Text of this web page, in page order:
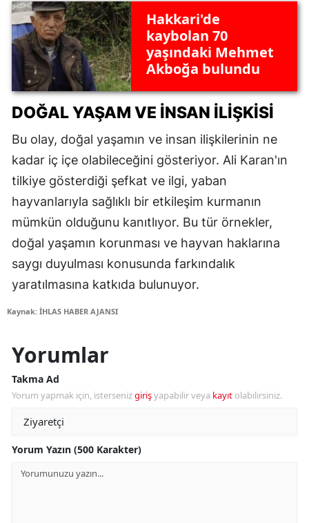
Hakkari'de
kaybolan 70
yaşındaki Mehmet
Akboğa bulundu
DOĞAL YAŞAM VE İNSAN İLIŞKISI
Bu olay, doğal yaşamın ve insan ilişkilerinin ne
kadar iç içe olabileceğini gösteriyor. Ali Karan'ın
tilkiye gösterdiği şefkat ve ilgi, yaban
hayvanlarıyla sağlıklı bir etkileşim kurmanın
mümkün olduğunu kanıtlıyor. Bu tür örnekler,
doğal yaşamın korunması ve hayvan haklarına
saygı duyulması konusunda farkındalık
yaratılmasına katkıda bulunuyor.
Kaynak: İHLAS HABER AJANSI
Yorumlar
Takma Ad
Yorum yapmak için, istersenizgirişyapabilir veya kayıt olabilirsiniz.
Yorum Yazın (500 Karakter)